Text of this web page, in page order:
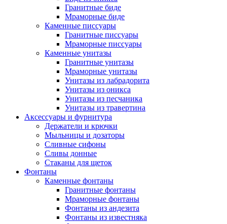
Гранитные биде
Мраморные биде
Каменные писсуары
Гранитные писсуары
Мраморные писсуары
Каменные унитазы
Гранитные унитазы
Мраморные унитазы
Унитазы из лабрадорита
Унитазы из оникса
Унитазы из песчаника
Унитазы из травертина
Аксессуары и фурнитура
Держатели и крючки
Мыльницы и дозаторы
Сливные сифоны
Сливы донные
Стаканы для щеток
Фонтаны
Каменные фонтаны
Гранитные фонтаны
Мраморные фонтаны
Фонтаны из андезита
Фонтаны из известняка